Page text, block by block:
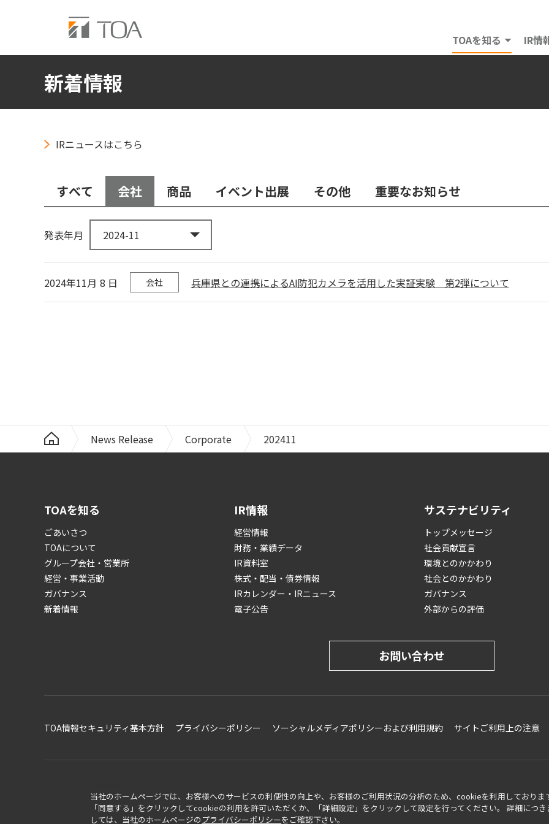
当社のホームページでは、お客様へのサービスの利便性の向上や、お客様のご利用状況の分析のため、cookieを利用しておりま
「同意する」をクリックしてcookieの利用を許可いただくか、「詳細設定」をクリックして設定を行ってください。 詳細につき
しては、当社のホームページの プライバシーポリシーをご確認下さい。
TOAを知る IR情
新着情報
IRニュースはこちら
すべて 会社 商品 イベント出展 その他 重要なお知らせ
発表年月
2024年11月 8 日 会社 兵庫県との連携によるAI防犯カメラを活用した実証実験 第2弾について
News Release Corporate 202411
TOAを知る
ごあいさつ
TOAについて
グループ会社・営業所
経営・事業活動
ガバナンス
新着情報
IR情報
経営情報
財務・業績データ
IR資料室
株式・配当・債券情報
IRカレンダー・IRニュース
電子公告
サステナビリティ
トップメッセージ
社会貢献宣言
環境とのかかわり
社会とのかかわり
ガバナンス
外部からの評価
お問い合わせ
TOA情報セキュリティ基本方針 プライバシーポリシー ソーシャルメディアポリシーおよび利用規約 サイトご利用上の注意